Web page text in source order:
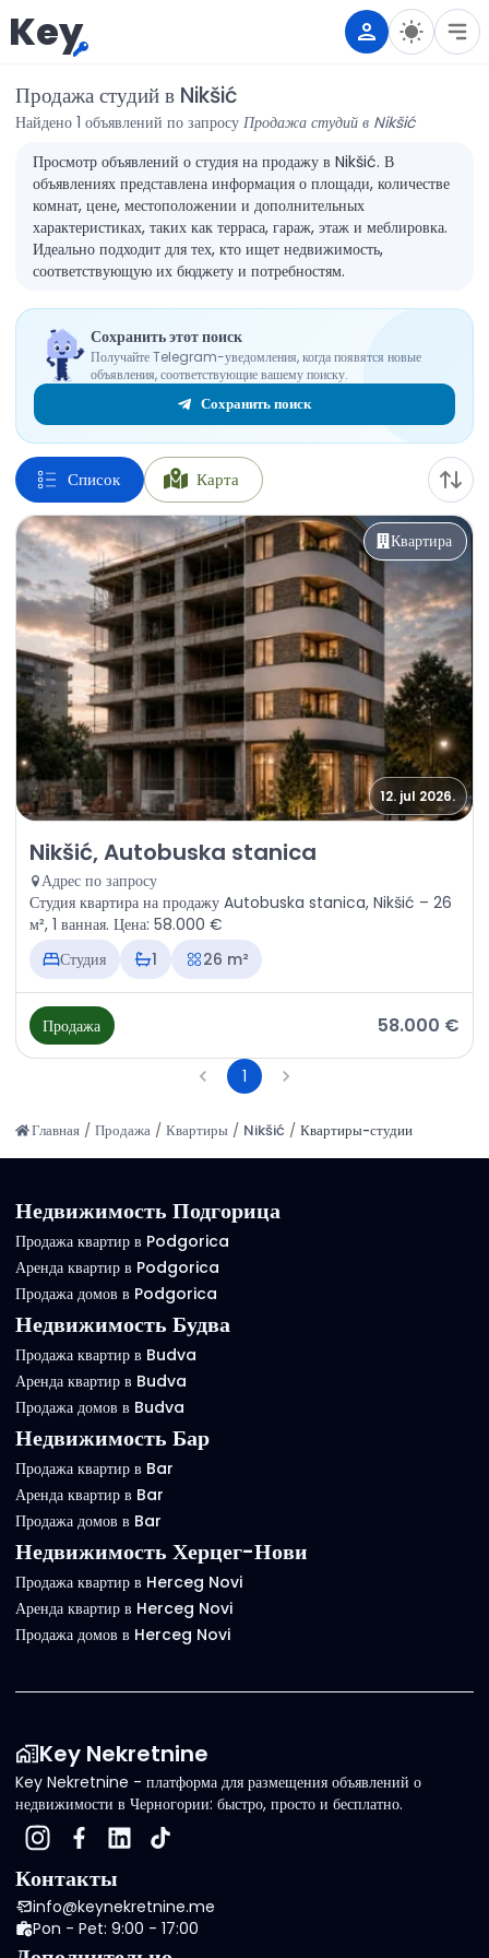
Key
Продажа студий в Nikšić
Найдено 1 объявлений по запросу Продажа студий в Nikšić
Просмотр объявлений о студия на продажу в Nikšić. В
объявлениях представлена информация о площади, количестве
комнат, цене, местоположении и дополнительных
характеристиках, таких как терраса, гараж, этаж и меблировка.
Идеально подходит для тех, кто ищет недвижимость,
соответствующую их бюджету и потребностям.
Сохранить этот поиск
Получайте Telegram-уведомления, когда появятся новые
объявления, соответствующие вашему поиску.
Сохранить поиск
Список Карта
Квартира
12. jul 2026.
Продажа - Квартира Nikšić, Autobuska stanica
Nikšić, Autobuska stanica
Адрес по запросу
Студия квартира на продажу Autobuska stanica, Nikšić – 26
м², 1 ванная. Цена: 58.000 €
Студия
1 26 m²
Продажа 58.000 €
1
Главная / Продажа / Квартиры / Nikšić / Квартиры-студии
Недвижимость Подгорица
Продажа квартир в Podgorica
Аренда квартир в Podgorica
Продажа домов в Podgorica
Недвижимость Будва
Продажа квартир в Budva
Аренда квартир в Budva
Продажа домов в Budva
Недвижимость Бар
Продажа квартир в Bar
Аренда квартир в Bar
Продажа домов в Bar
Недвижимость Херцег-Нови
Продажа квартир в Herceg Novi
Аренда квартир в Herceg Novi
Продажа домов в Herceg Novi
Key Nekretnine
Key Nekretnine - платформа для размещения объявлений о
недвижимости в Черногории: быстро, просто и бесплатно.
Контакты
info@keynekretnine.me
Pon - Pet: 9:00 - 17:00